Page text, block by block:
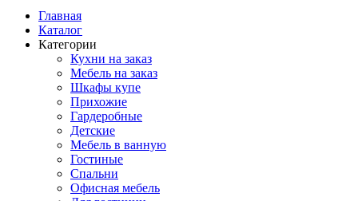
Главная
Каталог
Категории
Кухни на заказ
Мебель на заказ
Шкафы купе
Прихожие
Гардеробные
Детские
Мебель в ванную
Гостиные
Спальни
Офисная мебель